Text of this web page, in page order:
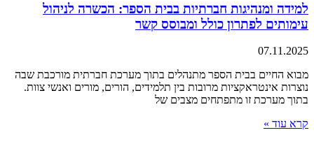
למידה ומנהיגות חברתיות בבית הספר: הכשרה לניהול
עימותים לפתרון כולל ומבוסס קשר
07.11.2025
מבוא החיים בבית הספר מתנהלים בתוך מערכת חברתית מורכבת שבה
נוצרות אינטראקציות מרובות בין תלמידים, הורים, מורים ואנשי צוות.
בתוך מערכת זו מתפתחים מצבים של
קרא עוד »